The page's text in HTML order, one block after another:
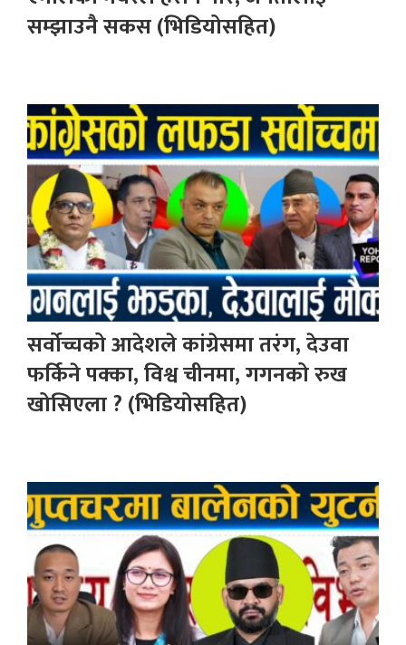
सम्झाउनै सकस (भिडियोसहित)
सर्वोच्चको आदेशले कांग्रेसमा तरंग, देउवा
फर्किने पक्का, विश्व चीनमा, गगनको रुख
खोसिएला ? (भिडियोसहित)